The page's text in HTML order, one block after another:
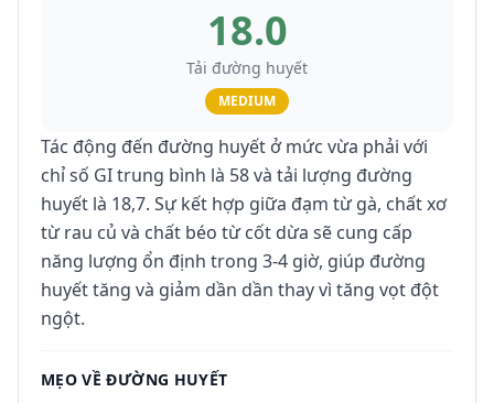
18.0
Tải đường huyết
MEDIUM
Tác động đến đường huyết ở mức vừa phải với
chỉ số GI trung bình là 58 và tải lượng đường
huyết là 18,7. Sự kết hợp giữa đạm từ gà, chất xơ
từ rau củ và chất béo từ cốt dừa sẽ cung cấp
năng lượng ổn định trong 3-4 giờ, giúp đường
huyết tăng và giảm dần dần thay vì tăng vọt đột
ngột.
MẸO VỀ ĐƯỜNG HUYẾT